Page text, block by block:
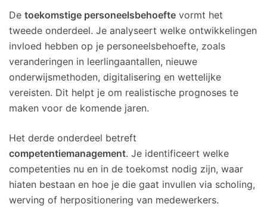
De toekomstige personeelsbehoefte vormt het
tweede onderdeel. Je analyseert welke ontwikkelingen
invloed hebben op je personeelsbehoefte, zoals
veranderingen in leerlingaantallen, nieuwe
onderwijsmethoden, digitalisering en wettelijke
vereisten. Dit helpt je om realistische prognoses te
maken voor de komende jaren.
Het derde onderdeel betreft
competentiemanagement. Je identificeert welke
competenties nu en in de toekomst nodig zijn, waar
hiaten bestaan en hoe je die gaat invullen via scholing,
werving of herpositionering van medewerkers.